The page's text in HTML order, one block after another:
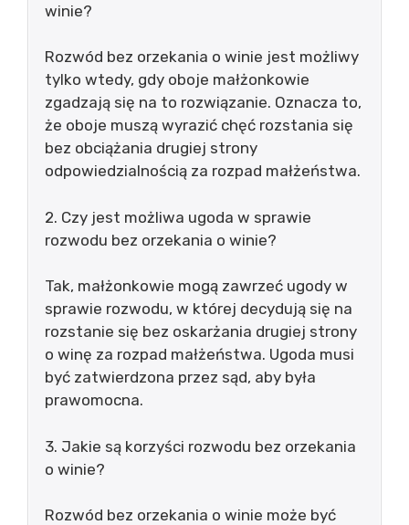
winie?
Rozwód bez orzekania o winie jest możliwy
tylko wtedy, gdy oboje małżonkowie
zgadzają się na to rozwiązanie. Oznacza to,
że oboje muszą wyrazić chęć rozstania się
bez obciążania drugiej strony
odpowiedzialnością za rozpad małżeństwa.
2. Czy jest możliwa ugoda w sprawie
rozwodu bez orzekania o winie?
Tak, małżonkowie mogą zawrzeć ugody w
sprawie rozwodu, w której decydują się na
rozstanie się bez oskarżania drugiej strony
o winę za rozpad małżeństwa. Ugoda musi
być zatwierdzona przez sąd, aby była
prawomocna.
3. Jakie są korzyści rozwodu bez orzekania
o winie?
Rozwód bez orzekania o winie może być